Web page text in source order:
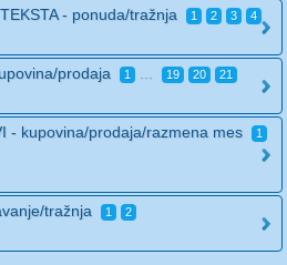
- ponuda/tražnja 1 2 3
4
prodaja 1 19 20
21
- kupovina/prodaja/razmena mes
1
tražnja 1
2